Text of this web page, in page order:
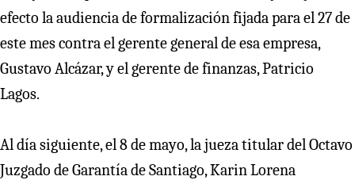
efecto la audiencia de formalización fijada para el 27 de
este mes contra el gerente general de esa empresa,
Gustavo Alcázar, y el gerente de finanzas, Patricio
Lagos.
Al día siguiente, el 8 de mayo, la jueza titular del Octavo
Juzgado de Garantía de Santiago, Karin Lorena